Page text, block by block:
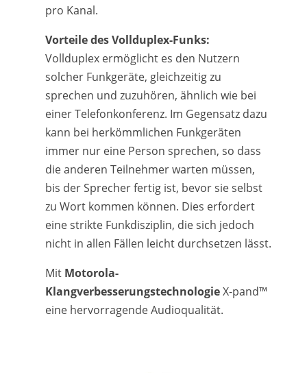
pro Kanal.
Vorteile des Vollduplex-Funks:
Vollduplex ermöglicht es den Nutzern
solcher Funkgeräte, gleichzeitig zu
sprechen und zuzuhören, ähnlich wie bei
einer Telefonkonferenz. Im Gegensatz dazu
kann bei herkömmlichen Funkgeräten
immer nur eine Person sprechen, so dass
die anderen Teilnehmer warten müssen,
bis der Sprecher fertig ist, bevor sie selbst
zu Wort kommen können. Dies erfordert
eine strikte Funkdisziplin, die sich jedoch
nicht in allen Fällen leicht durchsetzen lässt.
Mit Motorola-
KlangverbesserungstechnologieX-pand™
eine hervorragende Audioqualität.